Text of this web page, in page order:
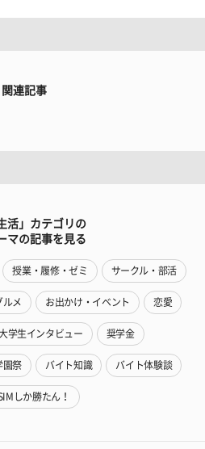
関連記事
活」カテゴリの
マの記事を見る
授業・履修・ゼミ サークル・部活
ルメ お出かけ・イベント 恋愛
学生インタビュー 奨学金
園祭 バイト知識 バイト体験談
しか勝たん！